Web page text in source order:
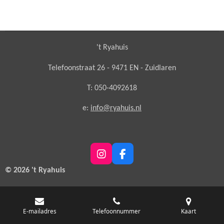
't Ryahuis
Telefoonstraat 26 - 9471 EN - Zuidlaren
T: 050-4092618
e: info@ryahuis.nl
I
n
t
r
F
a
e
o
© 2026 't Ryahuis
E-mailadres Telefoonnummer Kaart